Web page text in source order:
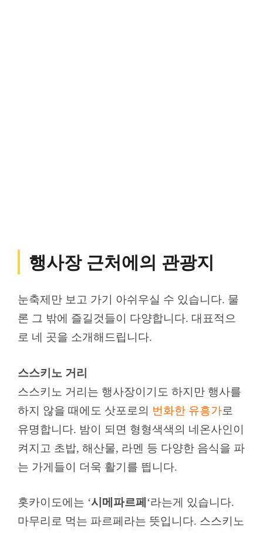
행사장 근처에의 관광지
눈축제만 보고 가기 아쉬우실 수 있습니다. 물
론 그 밖에 즐길것들이 다양합니다. 대표적으
로 네 곳을 소개해드립니다.
스스키노 거리
스스키노 거리는 행사장이기도 하지만 행사를
하지 않을 때에도 삿포로의 번화한 유흥가로
유명합니다. 밤이 되면 형형색색의 네온사인이
켜지고 초밥, 해산물, 라멘 등 다양한 음식을 파
는 가게들이 더욱 활기를 띕니다.
홋카이도에는 ‘시메파르페 ‘라는게 있습니다.
마무리로 먹는 파르페라는 뜻입니다. 스스키노